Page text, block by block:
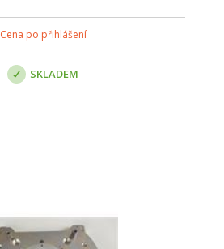
Cena po přihlášení
SKLADEM